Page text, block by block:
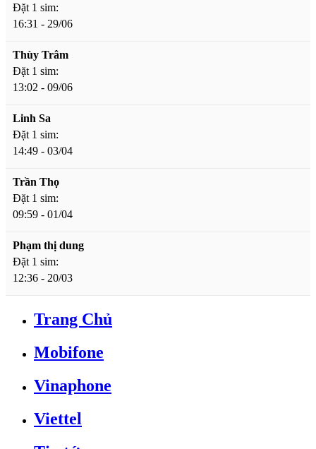
Đặt 1 sim:
16:31 - 29/06
Thùy Trâm
Đặt 1 sim:
13:02 - 09/06
Linh Sa
Đặt 1 sim:
14:49 - 03/04
Trần Thọ
Đặt 1 sim:
09:59 - 01/04
Phạm thị dung
Đặt 1 sim:
12:36 - 20/03
Trang Chủ
Mobifone
Vinaphone
Viettel